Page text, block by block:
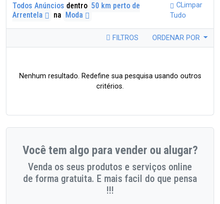
Todos Anúncios dentro 50 km perto de
Arrentela
na Moda
CLimpar
Tudo
FILTROS ORDENAR POR
Nenhum resultado. Redefine sua pesquisa usando outros
critérios.
Você tem algo para vender ou alugar?
Venda os seus produtos e serviços online
de forma gratuita. E mais facil do que pensa
!!!